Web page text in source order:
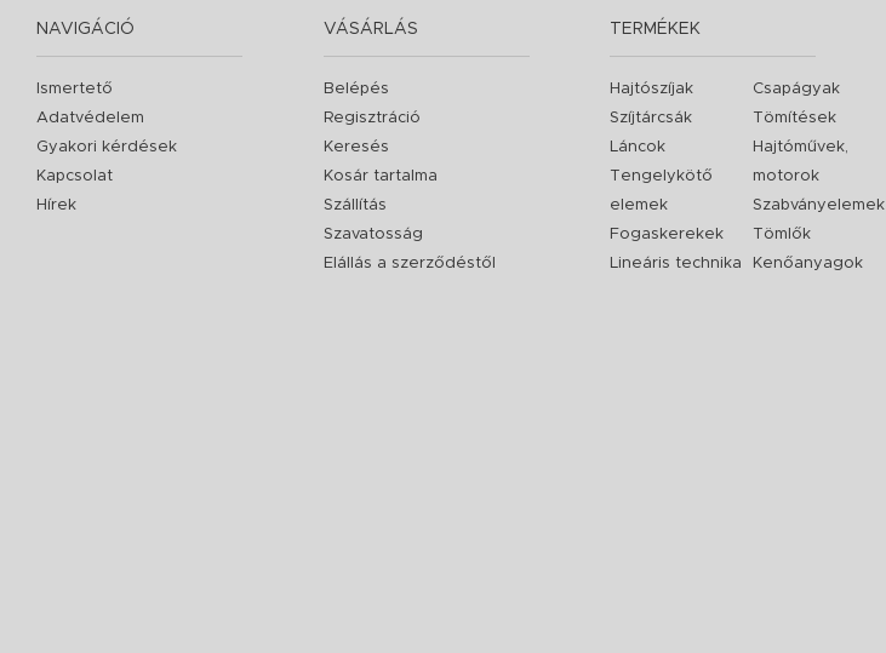
NAVIGÁCIÓ
Ismertető
Adatvédelem
Gyakori kérdések
Kapcsolat
Hírek
VÁSÁRLÁS
Belépés
Regisztráció
Keresés
Kosár tartalma
Szállítás
Szavatosság
Elállás a szerződéstől
TERMÉKEK
Hajtószíjak
Szíjtárcsák
Láncok
Tengelykötő
elemek
Fogaskerekek
Lineáris technika
Csapágyak
Tömítések
Hajtóművek,
motorok
Szabványelemek
Tömlők
Kenőanyagok